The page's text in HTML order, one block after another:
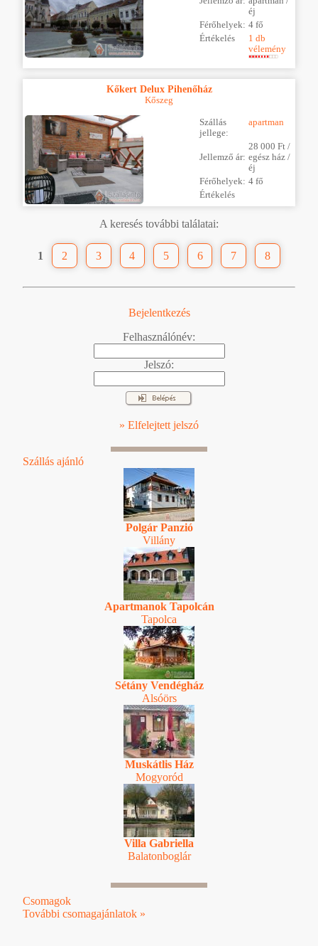
éj
Férőhelyek: 4 fő
Értékelés
1 db
vélemény
Kőkert Delux Pihenőház
Kőszeg
Szállás
jellege:
apartman
Jellemző ár:
28 000 Ft /
egész ház /
éj
Férőhelyek: 4 fő
Értékelés
A keresés további találatai:
1 2 3 4 5 6 7 8
Bejelentkezés
Felhasználónév:
Jelszó:
» Elfelejtett jelszó
Szállás ajánló
Polgár Panzió
Villány
Apartmanok Tapolcán
Tapolca
Sétány Vendégház
Alsóörs
Muskátlis Ház
Mogyoród
Villa Gabriella
Balatonboglár
Csomagok
További csomagajánlatok »